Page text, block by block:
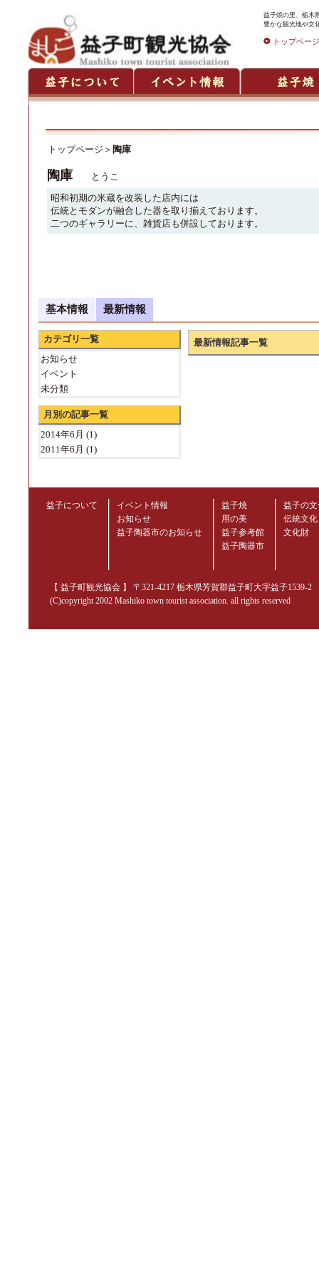
益子焼の里、栃木
豊かな観光地や文
トップページ
トップページ ＞ 陶庫
陶庫
とうこ
昭和初期の米蔵を改装した店内には
伝統とモダンが融合した器を取り揃えております。
二つのギャラリーに、雑貨店も併設しております。
基本情報 最新情報
カテゴリ一覧
お知らせ
イベント
未分類
月別の記事一覧
2014年6月 (1)
2011年6月 (1)
最新情報記事一覧
益子について
イベント情報
お知らせ
益子陶器市のお知らせ
益子焼
用の美
益子参考館
益子陶器市
益子の
伝統文化
文化財
【 益子町観光協会 】 〒321-4217 栃木県芳賀郡益子町大字益子1539-
(C)copyright 2002 Mashiko town tourist association. all rights reserved